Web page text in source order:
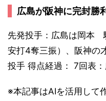
広島が阪神に完封勝
先発投手：広島は岡本
安打4奪三振）、阪神
投手 得点経過： 7回表：
※本記事はAIを活用して